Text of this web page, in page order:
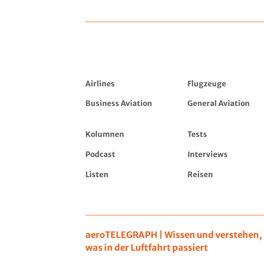
Airlines Flugzeuge
Business Aviation General Aviation
Kolumnen Tests
Podcast Interviews
Listen Reisen
aeroTELEGRAPH | Wissen und verstehen,
was in der Luftfahrt passiert